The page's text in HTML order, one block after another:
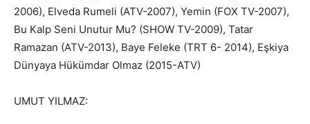
2006), Elveda Rumeli (ATV-2007), Yemin (FOX TV-2007),
Bu Kalp Seni Unutur Mu? (SHOW TV-2009), Tatar
Ramazan (ATV-2013), Baye Feleke (TRT 6- 2014), Eşkiya
Dünyaya Hükümdar Olmaz (2015-ATV)
UMUT YILMAZ: